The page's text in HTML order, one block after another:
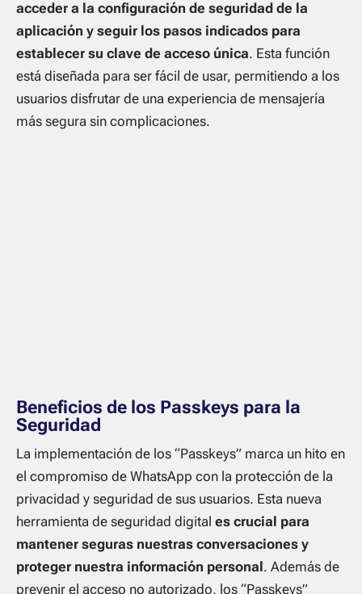
acceder a la configuración de seguridad de la
aplicación y seguir los pasos indicados para
establecer su clave de acceso única. Esta función
está diseñada para ser fácil de usar, permitiendo a los
usuarios disfrutar de una experiencia de mensajería
más segura sin complicaciones.
Beneficios de los Passkeys para la
Seguridad
La implementación de los “Passkeys” marca un hito en
el compromiso de WhatsApp con la protección de la
privacidad y seguridad de sus usuarios. Esta nueva
herramienta de seguridad digital es crucial para
mantener seguras nuestras conversaciones y
proteger nuestra información personal. Además de
prevenir el acceso no autorizado, los “Passkeys”